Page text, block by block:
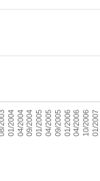
01/200404/200409/200401/200504/200509/200501/200604/200610/200601/2007